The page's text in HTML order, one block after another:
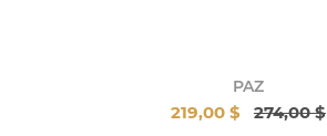
PAZ
219,00 $ 274,00 $